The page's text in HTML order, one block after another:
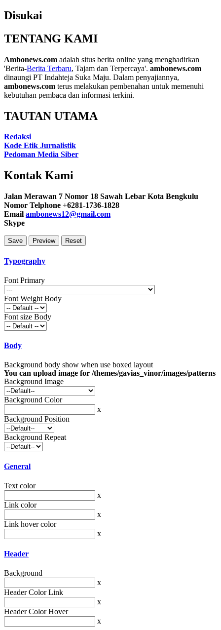
Disukai
TENTANG KAMI
Ambonews.com adalah situs berita online yang menghadirkan
'Berita-Berita Terbaru, Tajam dan Terpercaya'. ambonews.com
dinaungi PT Indahteja Suka Maju. Dalam penyajiannya,
ambonews.com terus melakukan pembenahan untuk memenuhi
kebutuhan pembaca dan informasi terkini.
TAUTAN UTAMA
Redaksi
Kode Etik Jurnalistik
Pedoman Media Siber
Kontak Kami
Jalan Merawan 7 Nomor 18 Sawah Lebar Kota Bengkulu
Nomor Telphone +6281-1736-1828
Email ambonews12@gmail.com
Skype
Typography
Font Primary
Font Weight Body
Font size Body
Body
Background body show when use boxed layout
You can upload image for /themes/gavias_vinor/images/patterns
Background Image
Background Color
x
Background Position
Background Repeat
General
Text color
x
Link color
x
Link hover color
x
Header
Background
x
Header Color Link
x
Header Color Hover
x